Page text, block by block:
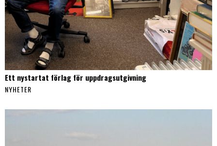
Ett nystartat förlag för uppdragsutgivning
NYHETER